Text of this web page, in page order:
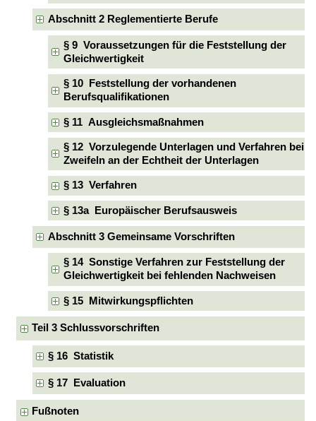
Abschnitt 2 Reglementierte Berufe
§ 9 Voraussetzungen für die Feststellung der
Gleichwertigkeit
§ 10 Feststellung der vorhandenen
Berufsqualifikationen
§ 11 Ausgleichsmaßnahmen
§ 12 Vorzulegende Unterlagen und Verfahren bei
Zweifeln an der Echtheit der Unterlagen
§ 13 Verfahren
§ 13a Europäischer Berufsausweis
Abschnitt 3 Gemeinsame Vorschriften
§ 14 Sonstige Verfahren zur Feststellung der
Gleichwertigkeit bei fehlenden Nachweisen
§ 15 Mitwirkungspflichten
Teil 3 Schlussvorschriften
§ 16 Statistik
§ 17 Evaluation
Fußnoten